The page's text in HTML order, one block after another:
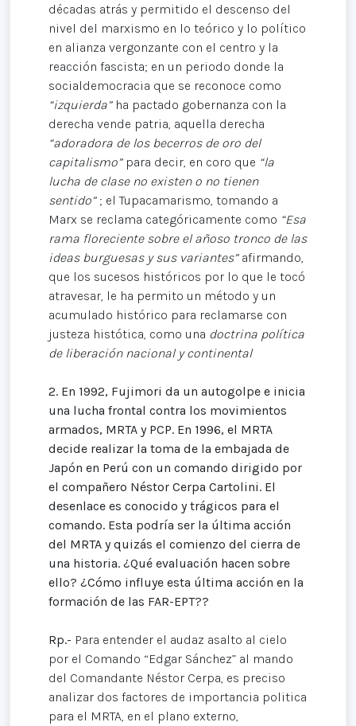
décadas atrás y permitido el descenso del
nivel del marxismo en lo teórico y lo político
en alianza vergonzante con el centro y la
reacción fascista; en un periodo donde la
socialdemocracia que se reconoce como
“izquierda”ha pactado gobernanza con la
derecha vende patria, aquella derecha
“adoradora de los becerros de oro del
capitalismo” para decir, en coro que “la
lucha de clase no existen o no tienen
sentido” ; el Tupacamarismo, tomando a
Marx se reclama categóricamente como “Esa
rama floreciente sobre el añoso tronco de las
ideas burguesas y sus variantes” afirmando,
que los sucesos históricos por lo que le tocó
atravesar, le ha permito un método y un
acumulado histórico para reclamarse con
justeza histótica, como una doctrina política
de liberación nacional y continental
2. En 1992, Fujimori da un autogolpe e inicia
una lucha frontal contra los movimientos
armados, MRTA y PCP. En 1996, el MRTA
decide realizar la toma de la embajada de
Japón en Perú con un comando dirigido por
el compañero Néstor Cerpa Cartolini. El
desenlace es conocido y trágicos para el
comando. Esta podría ser la última acción
del MRTA y quizás el comienzo del cierra de
una historia. ¿Qué evaluación hacen sobre
ello? ¿Cómo influye esta última acción en la
formación de las FAR-EPT??
Rp.- Para entender el audaz asalto al cielo
por el Comando “Edgar Sánchez” al mando
del Comandante Néstor Cerpa, es preciso
analizar dos factores de importancia politica
para el MRTA, en el plano externo,